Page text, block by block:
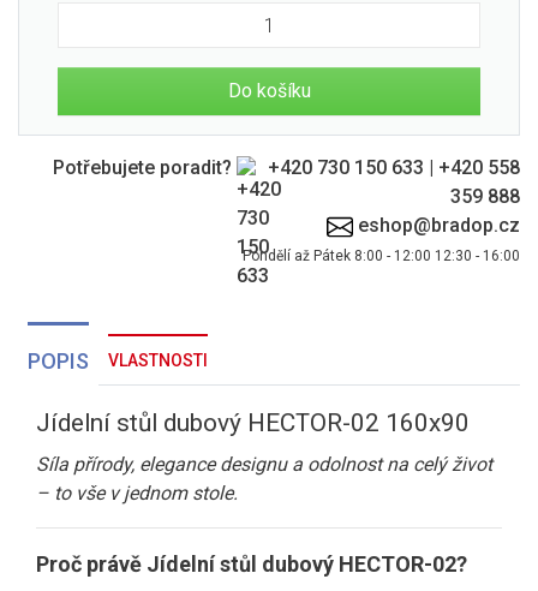
Do košíku
Potřebujete poradit? +420 730 150 633
+420 558
359 888
eshop@bradop.cz
Pondělí až Pátek 8:00 - 12:00 12:30 - 16:00
POPIS VLASTNOSTI
Jídelní stůl dubový HECTOR-02 160x90
Síla přírody, elegance designu a odolnost na celý život
– to vše v jednom stole.
Proč právě Jídelní stůl dubový HECTOR-02?